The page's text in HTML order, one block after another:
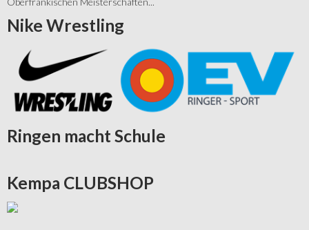
Nike Wrestling
Ringen macht Schule
Kempa CLUBSHOP